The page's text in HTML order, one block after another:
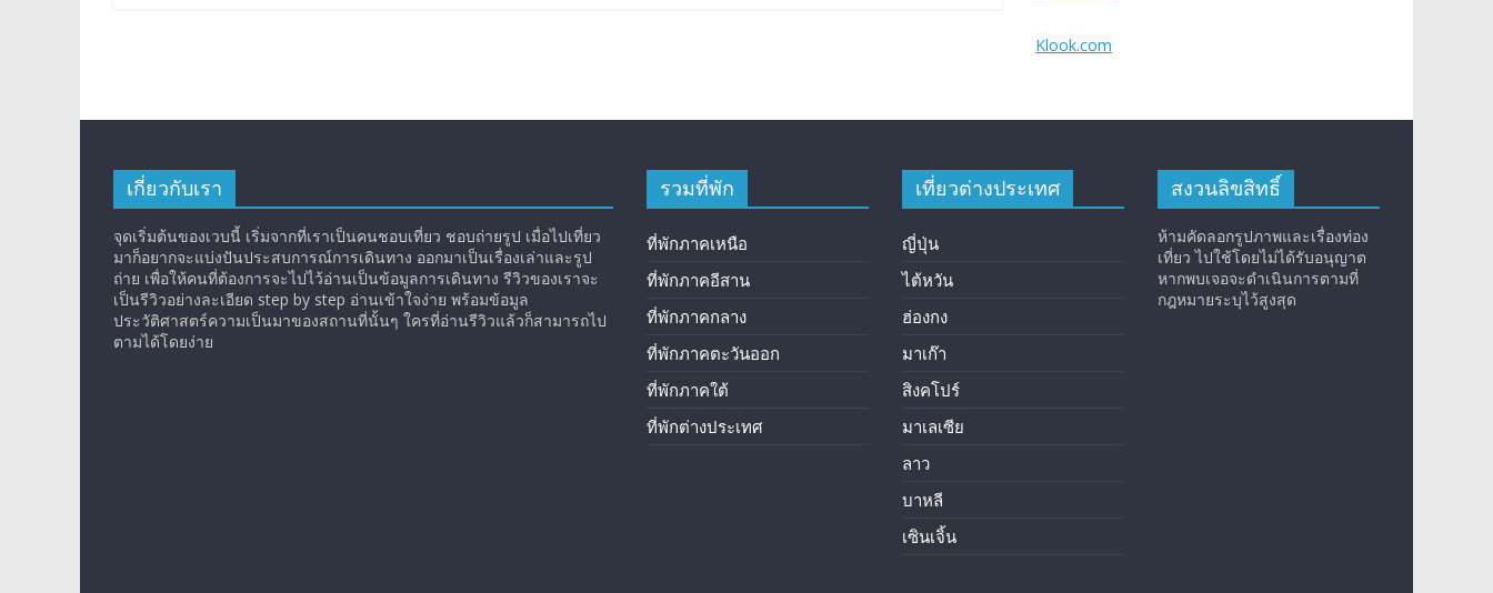
Klook.com
เกี่ยวกับเรา
จุดเริ่มต้นของเวบนี้ เริ่มจากที่เราเป็นคนชอบเที่ยว ชอบถ่ายรูป เมื่อไปเที่ยว
มาก็อยากจะแบ่งปันประสบการณ์การเดินทาง ออกมาเป็นเรื่องเล่าและรูป
ถ่าย เพื่อให้คนที่ต้องการจะไปไว้อ่านเป็นข้อมูลการเดินทาง รีวิวของเราจะ
เป็นรีวิวอย่างละเอียด step by step อ่านเข้าใจง่าย พร้อมข้อมูล
ประวัติศาสตร์ความเป็นมาของสถานที่นั้นๆ ใครที่อ่านรีวิวแล้วก็สามารถไป
ตามได้โดยง่าย
รวมที่พัก
ที่พักภาคเหนือ
ที่พักภาคอีสาน
ที่พักภาคกลาง
ที่พักภาคตะวันออก
ที่พักภาคใต้
ที่พักต่างประเทศ
เที่ยวต่างประเทศ
ญี่ปุ่น
ไต้หวัน
ฮ่องกง
มาเก๊า
สิงคโปร์
มาเลเซีย
ลาว
บาหลี
เซินเจิ้น
สงวนลิขสิทธิ์
ห้ามคัดลอกรูปภาพและเรื่องท่อง
เที่ยว ไปใช้โดยไม่ได้รับอนุญาต
หากพบเจอจะดำเนินการตามที่
กฎหมายระบุไว้สูงสุด